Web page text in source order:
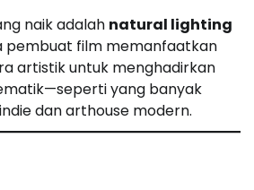
naik adalah natural lighting
pembuat film memanfaatkan
artistik untuk menghadirkan
yang banyak
dan arthouse modern.